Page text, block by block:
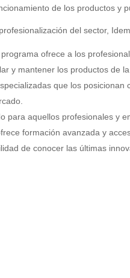
de los productos y
del sector,
ofrece a los
y mantener los productos de
que los
para aquellos profesionales y
formación avanzada y
de conocer las últimas